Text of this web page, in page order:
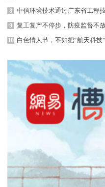
8 中信环境技术通过广东省工程
9 复工复产不停步，防疫监督不
10 白色情人节，不如把“航天科技”